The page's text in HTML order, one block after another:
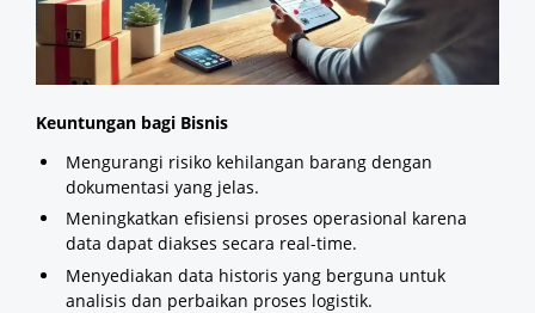
Keuntungan bagi Bisnis
Mengurangi risiko kehilangan barang dengan
dokumentasi yang jelas.
Meningkatkan efisiensi proses operasional karena
data dapat diakses secara real-time.
Menyediakan data historis yang berguna untuk
analisis dan perbaikan proses logistik.